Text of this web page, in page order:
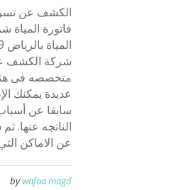
الكشف عن
فاتورة
شركة الكشف
متخصصه فى
عديدة يمكنك
سابقا عن
الناتجه
عن الاماكن
bywafaa magd